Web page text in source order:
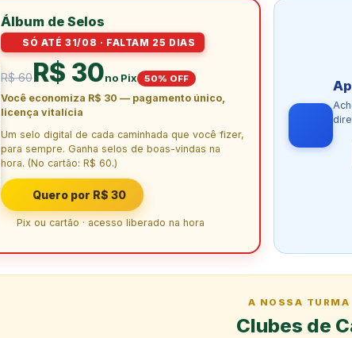
Álbum de Selos
SÓ ATÉ 31/08 · FALTAM 25 DIAS
R$ 60R$ 30no Pix 50% OFF
Você economiza R$ 30 — pagamento único,
licença vitalícia
Um selo digital de cada caminhada que você fizer,
para sempre. Ganha selos de boas-vindas na
hora. (No cartão: R$ 60.)
Quero por R$ 30
Pix ou cartão · acesso liberado na hora
A NOSSA TURMA
Clubes de